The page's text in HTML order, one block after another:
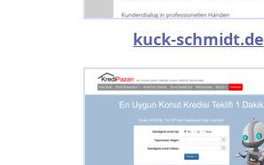
kuck-schmidt.de